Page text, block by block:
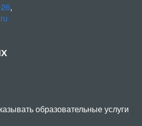
,
образовательные услуги